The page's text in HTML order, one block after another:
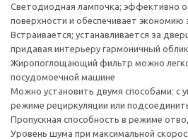
Светодиодная лампочка; эффективно
поверхности и обеспечивает экономию
Встраивается; устанавливается за
придавая интерьеру гармоничный облик.
Жиропоглощающий фильтр можно
посудомоечной машине
Можно установить двумя способами: с
режиме рециркуляции или
Пропускная способность в режиме
Уровень шума при максимальной